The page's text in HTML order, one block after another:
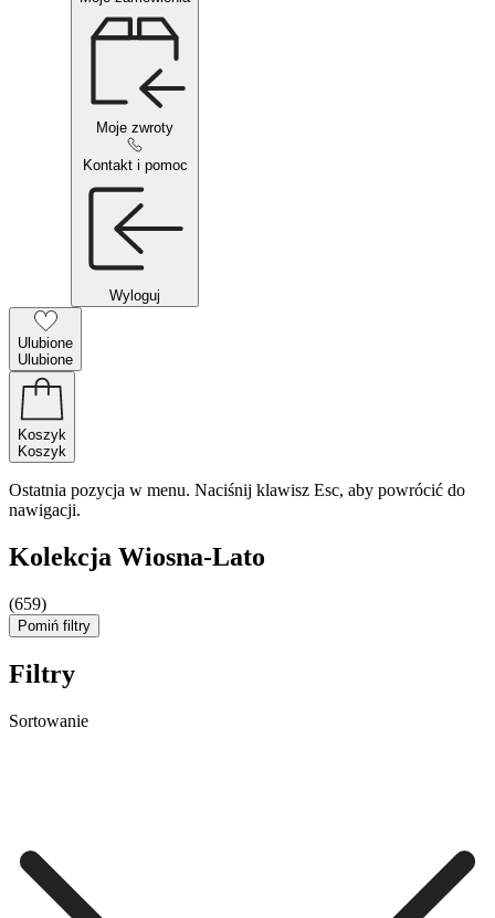
Moje zwroty
Kontakt i pomoc
Wyloguj
Ulubione
Ulubione
Koszyk
Koszyk
Ostatnia pozycja w menu. Naciśnij klawisz Esc, aby powrócić do
nawigacji.
Kolekcja Wiosna-Lato
(659)
Pomiń filtry
Filtry
Sortowanie